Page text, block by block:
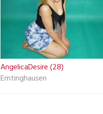
AngelicaDesire (28)
Emtinghausen